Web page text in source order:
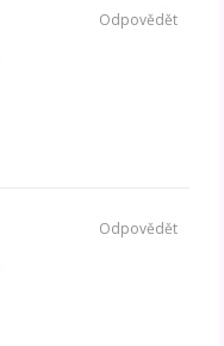
Odpovědět
Odpovědět